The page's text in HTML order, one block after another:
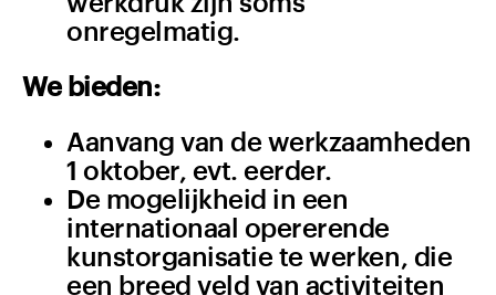
onregelmatig.
We bieden:
Aanvang van de werkzaamheden
1 oktober, evt. eerder.
De mogelijkheid in een
internationaal opererende
kunstorganisatie te werken, die
een breed veld van activiteiten